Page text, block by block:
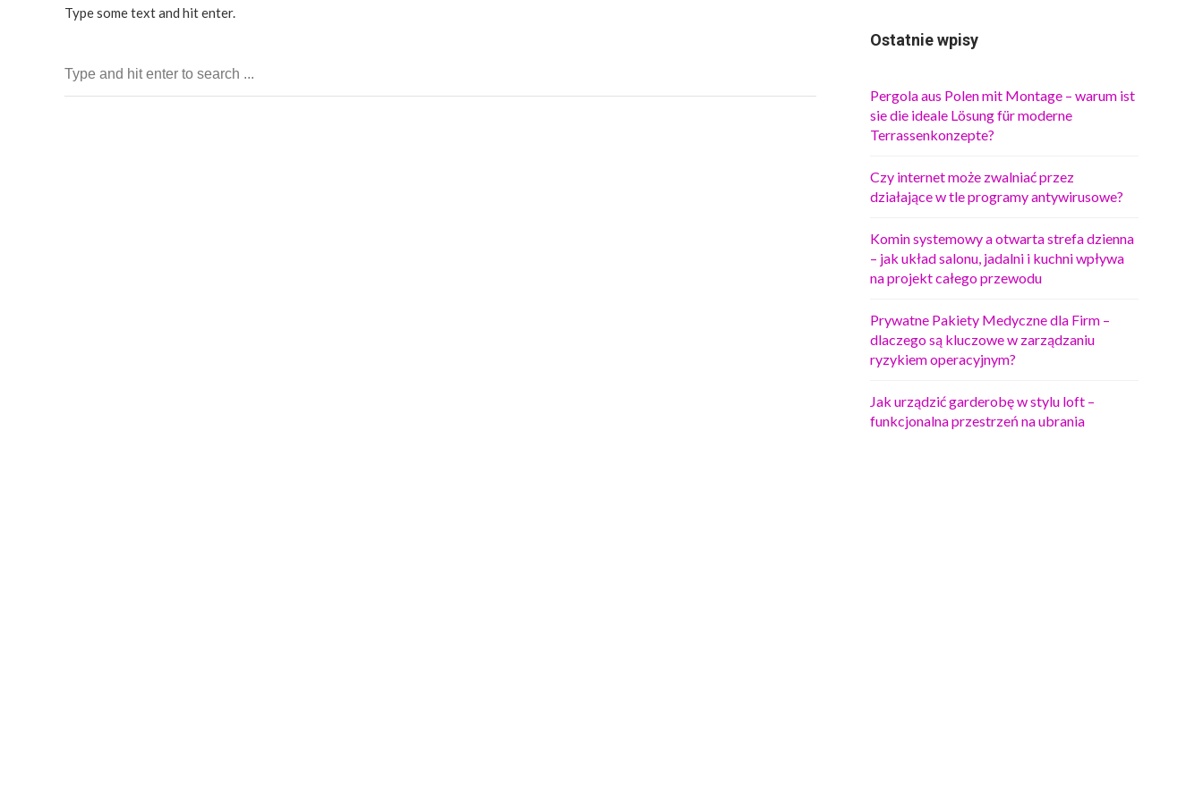
Type some text and hit enter.
Ostatnie wpisy
Pergola aus Polen mit Montage – warum ist
sie die ideale Lösung für moderne
Terrassenkonzepte?
Czy internet może zwalniać przez
działające w tle programy antywirusowe?
Komin systemowy a otwarta strefa dzienna
– jak układ salonu, jadalni i kuchni wpływa
na projekt całego przewodu
Prywatne Pakiety Medyczne dla Firm –
dlaczego są kluczowe w zarządzaniu
ryzykiem operacyjnym?
Jak urządzić garderobę w stylu loft –
funkcjonalna przestrzeń na ubrania